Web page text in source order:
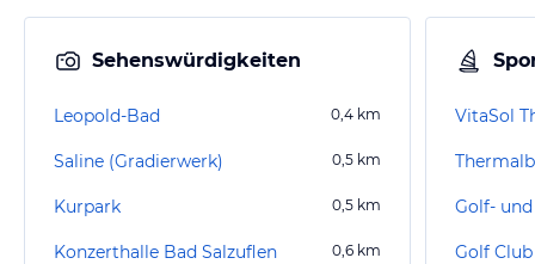
Sehenswürdigkeiten
Leopold-Bad 0,4 km
Saline (Gradierwerk) 0,5 km
Kurpark 0,5 km
Konzerthalle Bad Salzuflen 0,6 km
VitaSol
Golf Club